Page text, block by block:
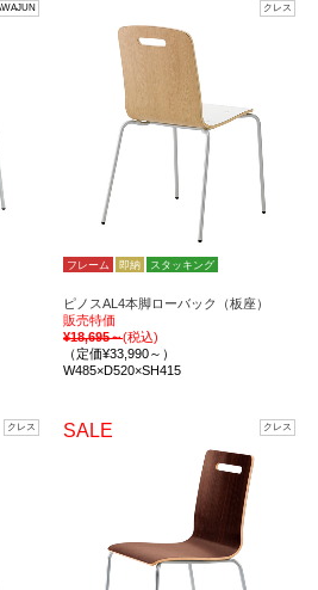
クレス
フレーム 即納 スタッキング
ピノスAL4本脚ローバック（板座）
販売特価
¥18,695～(税込)
（定価¥33,990～）
W485×D520×SH415
クレス SALE クレス